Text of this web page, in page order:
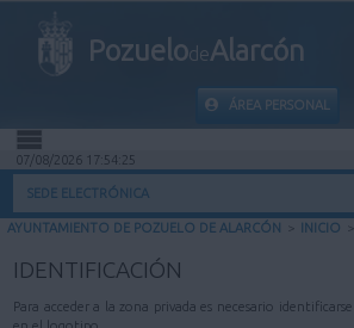
PozuelodeAlarcón
ÁREA PERSONAL
INICIO
MI CARPETA
07/08/2026 17:54:25
SEDE ELECTRÓNICA
AYUNTAMIENTO DE POZUELO DE ALARCÓN > INICIO >
IDENTIFICACIÓN
Para acceder a la zona privada es necesario